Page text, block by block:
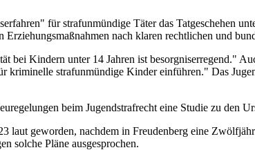
für strafunmündige Täter das Tatgeschehen
nach klaren rechtlichen und
bei Kindern unter 14 Jahren ist besorgniserregend."
strafunmündige Kinder einführen." Das
beim Jugendstrafrecht eine Studie zu den
laut geworden, nachdem in Freudenberg eine
solche Pläne ausgesprochen.